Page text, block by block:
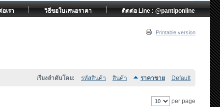
Printable version
เรียงลำดับโดย: รหัสสินค้า สินค้า ราคาขาย Default
per page
ติดต่อ Line : @pantiponline
วิธีขอใบเสนอราคา
เรา